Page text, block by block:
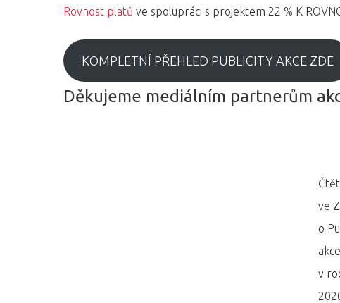
Rovnost platů ve spolupráci s projektem 22 % K
KOMPLETNÍ PŘEHLED PUBLICITY AKCE ZDE
Děkujeme mediálním partnerům
ve
o
akce
v